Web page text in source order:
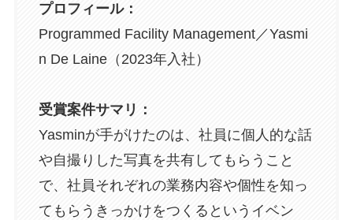
プロフィール：
Programmed Facility Management／Yasmi
n De Laine（2023年入社）
受賞案件サマリ：
Yasminが手がけたのは、社員に個人的な話
や自撮りした写真を共有してもらうこと
で、社員それぞれの業務内容や個性を知っ
てもらうきっかけをつくるというイベン